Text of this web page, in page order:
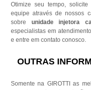
Otimize seu tempo,
equipe através de nossos
sobre unidade injetora
especialistas em
e entre em contato conosco.
OUTRAS
Somente na GIROTTI as